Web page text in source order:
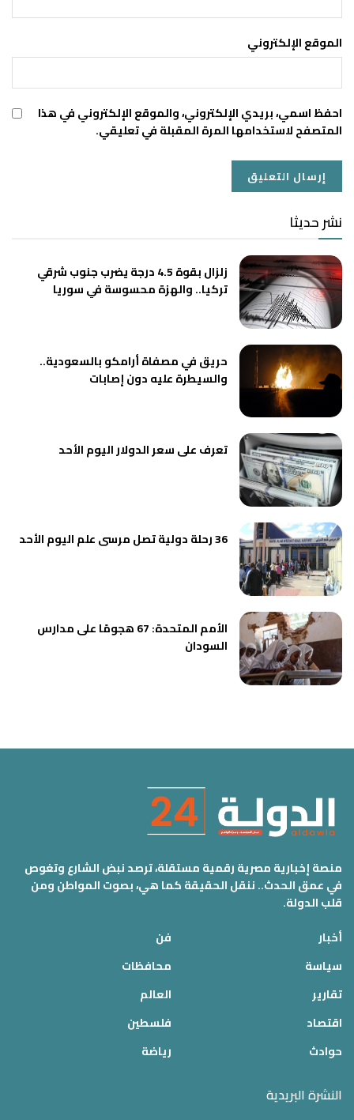
الموقع الإلكتروني
احفظ اسمي، بريدي الإلكتروني، والموقع الإلكتروني في هذا
المتصفح لاستخدامها المرة المقبلة في تعليقي.
نشر حديثا
زلزال بقوة 4.5 درجة يضرب جنوب شرقي
تركيا.. والهزة محسوسة في سوريا
حريق في مصفاة أرامكو بالسعودية..
والسيطرة عليه دون إصابات
تعرف على سعر الدولار اليوم الأحد
36 رحلة دولية تصل مرسى علم اليوم الأحد
الأمم المتحدة: 67 هجومًا على مدارس
السودان
منصة إخبارية مصرية رقمية مستقلة، ترصد نبض الشارع وتغوص
في عمق الحدث.. ننقل الحقيقة كما هي، بصوت المواطن ومن
قلب الدولة.
أخبار
سياسة
تقارير
اقتصاد
حوادث
فن
محافظات
العالم
فلسطين
رياضة
النشرة البريدية